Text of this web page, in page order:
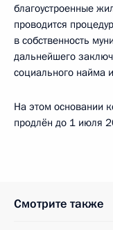
благоустроенные
проводится
в собственность
дальнейшего
социального найма
На этом основании
продлён до 1 июля
Смотрите также